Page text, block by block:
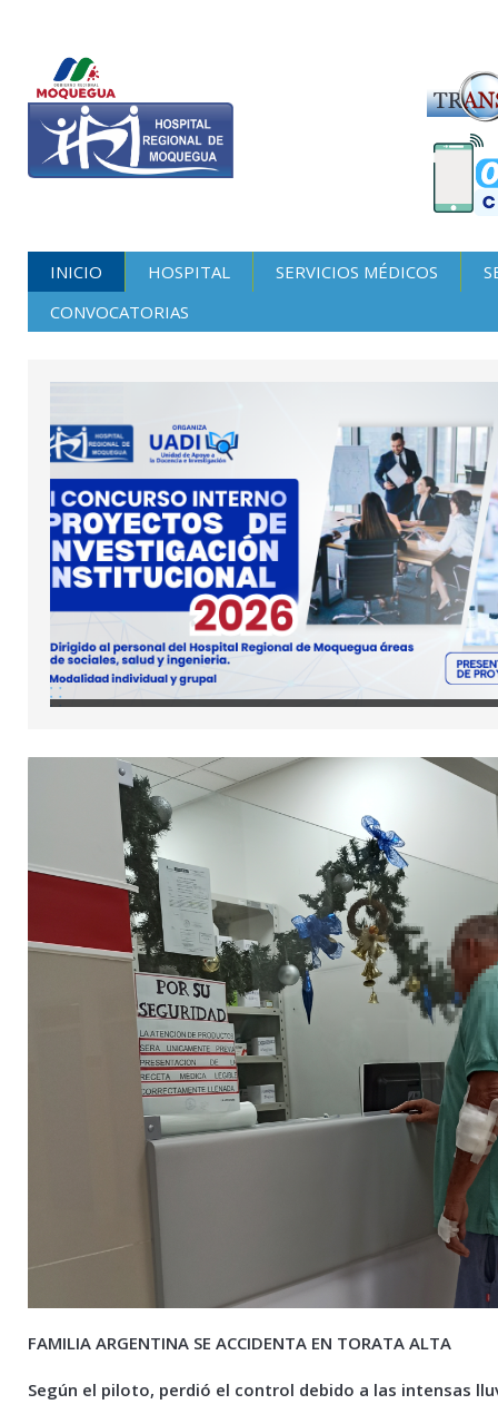
INICIO HOSPITAL SERVICIOS MÉDICOS
CONVOCATORIAS
FAMILIA ARGENTINA SE ACCIDENTA EN TORATA ALTA
Según el piloto, perdió el control debido a las intensas